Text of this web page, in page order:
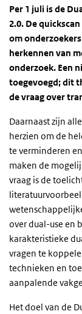
Per 1 juli is de
2.0. De
om
herkennen van
onderzoek. Een
toegevoegd; dit
de vraag over
Daarnaast zijn
herzien om de
te verminderen
maken de
vraag is de
over dual-use en
karakteristieke
vragen te
technieken en
aanpalende
Het doel van de